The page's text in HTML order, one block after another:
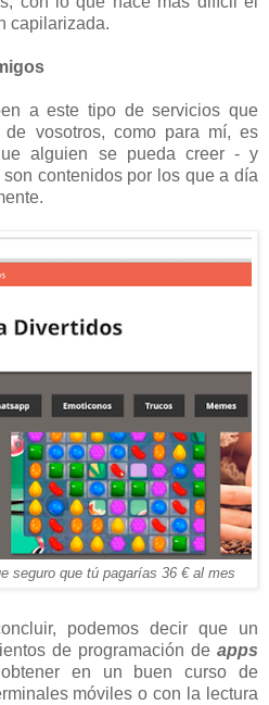
capilarizada.
a este tipo de servicios que
vosotros, como para mí, es
alguien se pueda creer - y
contenidos por los que a día
seguro que tú pagarías 36 € al mes
podemos decir que un
de programación de apps
en un buen curso de
móviles o con la lectura